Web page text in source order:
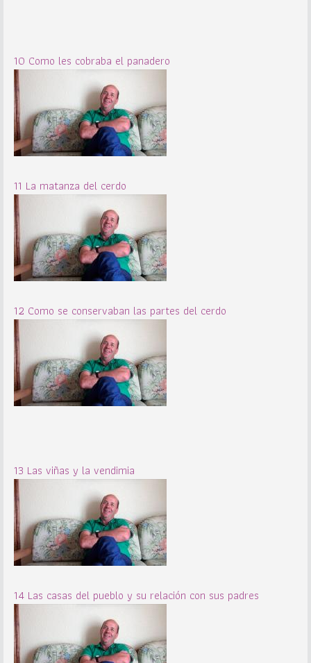
10 Como les cobraba el panadero
11 La matanza del cerdo
12 Como se conservaban las partes del cerdo
13 Las viñas y la vendimia
14 Las casas del pueblo y su relación con sus padres